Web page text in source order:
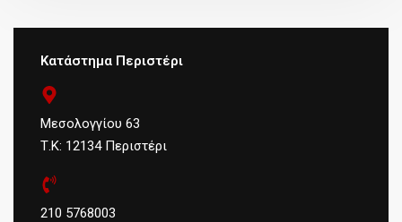
Κατάστημα Περιστέρι
Μεσολογγίου 63
Τ.Κ: 12134 Περιστέρι
210 5768003